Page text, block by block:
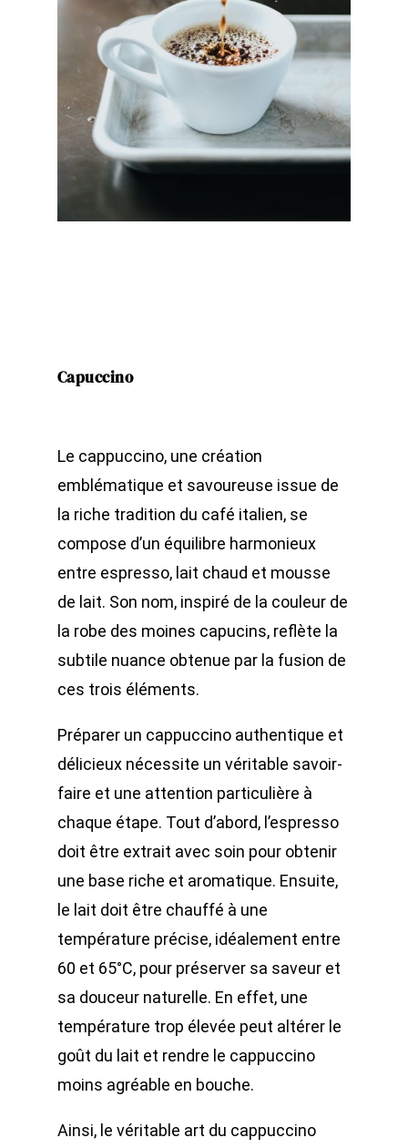
Capuccino
Le cappuccino, une création
emblématique et savoureuse issue de
la riche tradition du café italien, se
compose d’un équilibre harmonieux
entre espresso, lait chaud et mousse
de lait. Son nom, inspiré de la couleur de
la robe des moines capucins, reflète la
subtile nuance obtenue par la fusion de
ces trois éléments.
Préparer un cappuccino authentique et
délicieux nécessite un véritable savoir-
faire et une attention particulière à
chaque étape. Tout d’abord, l’espresso
doit être extrait avec soin pour obtenir
une base riche et aromatique. Ensuite,
le lait doit être chauffé à une
température précise, idéalement entre
60 et 65°C, pour préserver sa saveur et
sa douceur naturelle. En effet, une
température trop élevée peut altérer le
goût du lait et rendre le cappuccino
moins agréable en bouche.
Ainsi, le véritable art du cappuccino